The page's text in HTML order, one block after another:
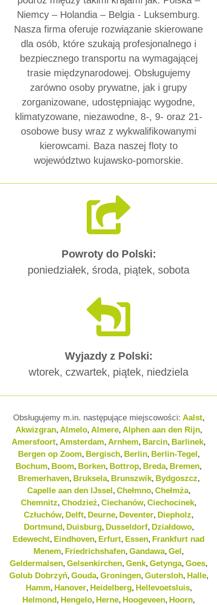
Niemcy – Holandia – Belgia - Luksemburg.
Nasza firma oferuje rozwiązanie skierowane
dla osób, które szukają profesjonalnego i
bezpiecznego transportu na wymagającej
trasie międzynarodowej. Obsługujemy
zarówno osoby prywatne, jak i grupy
zorganizowane, udostępniając wygodne,
klimatyzowane, niezawodne, 8-, 9- oraz 21-
osobowe busy wraz z wykwalifikowanymi
kierowcami. Baza naszej floty to
województwo kujawsko-pomorskie.
Powroty do Polski:
poniedziałek, środa, piątek, sobota
Wyjazdy z Polski:
wtorek, czwartek, piątek, niedziela
Obsługujemy m.in. następujące miejscowości: Aalst,
Akwizgran, Almelo, Almere, Alphen aan den Rijn,
Amersfoort, Amsterdam, Arnhem, Barcin, Barlinek,
Bergen op Zoom, Bergisch, Berlin, Berlin-Tegel,
Bochum, Boom, Borken, Bottrop, Breda, Bremen,
Bremerhaven, Bruksela, Brunszwik, Bydgoszcz,
Capelle aan den IJssel, Chełmno, Chełmża,
Chemnitz, Chodzież, Ciechanów, Ciechocinek,
Człuchów, Delft, Deurne, Deventer, Diepholz,
Dortmund, Duisburg, Dusseldorf, Działdowo,
Edewecht, Eindhoven, Erfurt, Essen, Frankfurt nad
Menem, Friedrichshafen, Gandawa, Gel,
Geldermalsen, Gelsenkirchen, Genk, Getynga, Goes,
Golub Dobrzyń, Gouda, Groningen, Gutersloh, Halle,
Hamm, Hanover, Heidelberg, Hellevoetsluis,
Helmond, Hengelo, Herne, Hoogeveen, Hoorn,